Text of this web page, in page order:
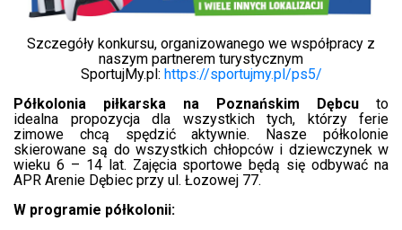
Szczegóły konkursu, organizowanego we współpracy z
naszym partnerem turystycznym
SportujMy.pl: https://sportujmy.pl/ps5/
Półkolonia piłkarska na Poznańskim Dębcu to
idealna propozycja dla wszystkich tych, którzy ferie
zimowe chcą spędzić aktywnie. Nasze półkolonie
skierowane są do wszystkich chłopców i dziewczynek w
wieku 6 – 14 lat. Zajęcia sportowe będą się odbywać na
APR Arenie Dębiec przy ul. Łozowej 77.
W programie półkolonii: